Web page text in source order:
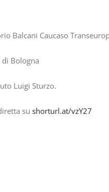
Balcani Caucaso
Bologna
Luigi Sturzo.
sushorturl.at/vzY27